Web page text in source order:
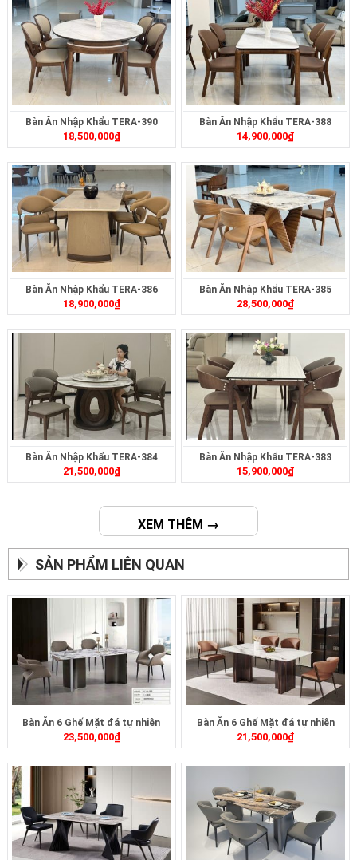
Bàn Ăn Nhập Khẩu TERA-390
18,500,000₫
Bàn Ăn Nhập Khẩu TERA-388
14,900,000₫
Bàn Ăn Nhập Khẩu TERA-386
18,900,000₫
Bàn Ăn Nhập Khẩu TERA-385
28,500,000₫
Bàn Ăn Nhập Khẩu TERA-384
21,500,000₫
Bàn Ăn Nhập Khẩu TERA-383
15,900,000₫
XEM THÊM →
SẢN PHẨM LIÊN QUAN
Bàn Ăn 6 Ghế Mặt đá tự nhiên
TERA-286
23,500,000₫
Bàn Ăn 6 Ghế Mặt đá tự nhiên
TERA-284
21,500,000₫